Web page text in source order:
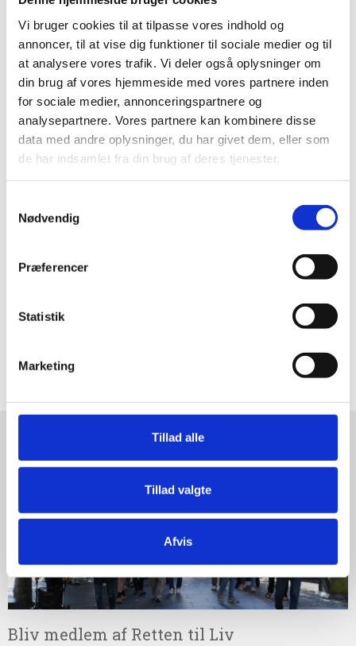
Vi bruger cookies til at tilpasse vores indhold og
annoncer, til at vise dig funktioner til sociale medier og til
at analysere vores trafik. Vi deler også oplysninger om
din brug af vores hjemmeside med vores partnere inden
for sociale medier, annonceringspartnere og
analysepartnere. Vores partnere kan kombinere disse
data med andre oplysninger, du har givet dem, eller som
de har indsamlet fra din brug af deres tjenester.
Nødvendig
Præferencer
Statistik
Marketing
Tillad alle
Tillad valgte
Afvis
22.05.26
KERSTIN HOFFMANN
Samtaler der rykker i Esbjerg
27.04.26
Flere gravide kvinder vælger abort - også
sent
af
Liv
Bliv medlem af Retten til Liv